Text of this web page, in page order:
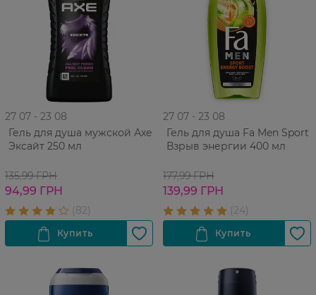
27 07 - 23 08
Гель для душа мужской Аxe
Эксайт 250 мл
135,99 ГРН
94,99 ГРН
27 07 - 23 08
Гель для душа Fa Men Sport
Взрыв энергии 400 мл
177,99 ГРН
139,99 ГРН